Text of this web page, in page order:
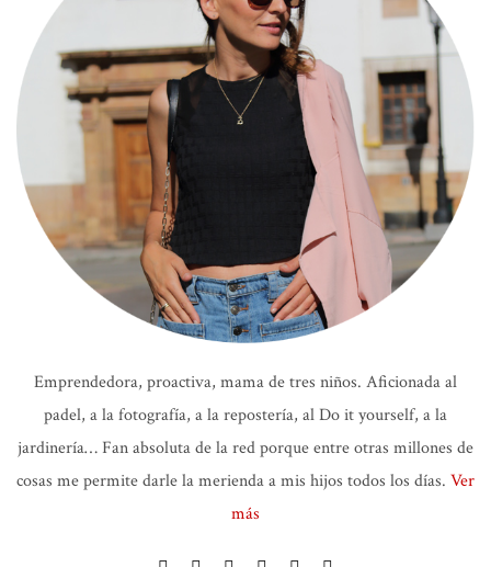
Emprendedora, proactiva, mama de tres niños. Aficionada al
padel, a la fotografía, a la repostería, al Do it yourself, a la
jardinería… Fan absoluta de la red porque entre otras millones de
cosas me permite darle la merienda a mis hijos todos los días. Ver
más